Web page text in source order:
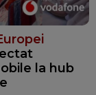
la hub